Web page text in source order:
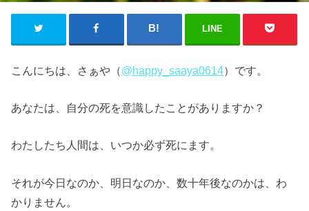
LINE
こんにちは、さぁや（@happy_saaya0614）です。
あなたは、自分の死を意識したことがありますか？
わたしたち人間は、いつか必ず死にます。
それが今日なのか、明日なのか、数十年後なのかは、わ
かりません。